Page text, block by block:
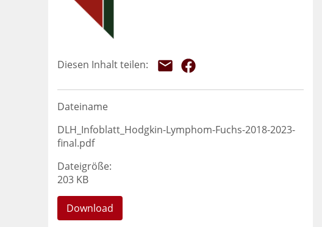
Dateiname
DLH_Infoblatt_Hodgkin-Lymphom-Fuchs-2018-2023-
final.pdf
Dateigröße:
203 KB
Download